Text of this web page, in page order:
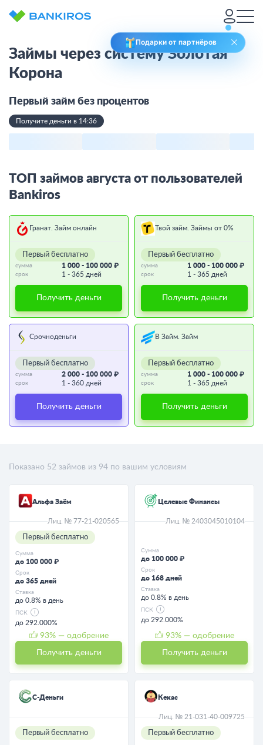
Подарки от партнёров
Займы через систему Золотая
Корона
Первый займ без процентов
Получите деньги в 14:36
ТОП займов августа от пользователей
Bankiros
Гранат. Займ онлайн
Первый бесплатно
сумма 1 000 - 100 000 ₽
срок 1 - 365 дней
Получить деньги
Твой займ. Займы от 0%
Первый бесплатно
сумма 1 000 - 100 000 ₽
срок 1 - 365 дней
Получить деньги
Срочноденьги
Первый бесплатно
сумма 2 000 - 100 000 ₽
срок 1 - 360 дней
Получить деньги
В Займ. Займ
Первый бесплатно
сумма 1 000 - 100 000 ₽
срок 1 - 365 дней
Получить деньги
Показано 52 займов из 94 по вашим условиям
Альфа Заём
Лиц. № 77-21-020565
Первый бесплатно
Сумма
до 100 000 ₽
Срок
до 365 дней
Ставка
до 0.8% в день
ПСК
до 292.000%
93% — одобрение
Получить деньги
Целевые Финансы
Лиц. № 2403045010104
Сумма
до 100 000 ₽
Срок
до 168 дней
Ставка
до 0.8% в день
ПСК
до 292.000%
93% — одобрение
Получить деньги
С-Деньги
Первый бесплатно
Кекас
Лиц. № 21-031-40-009725
Первый бесплатно